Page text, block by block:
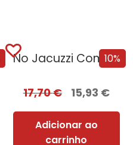
10%
No Jacuzzi Com Uma Serial Killer
17,70€ 15,93 €
Adicionar ao
carrinho